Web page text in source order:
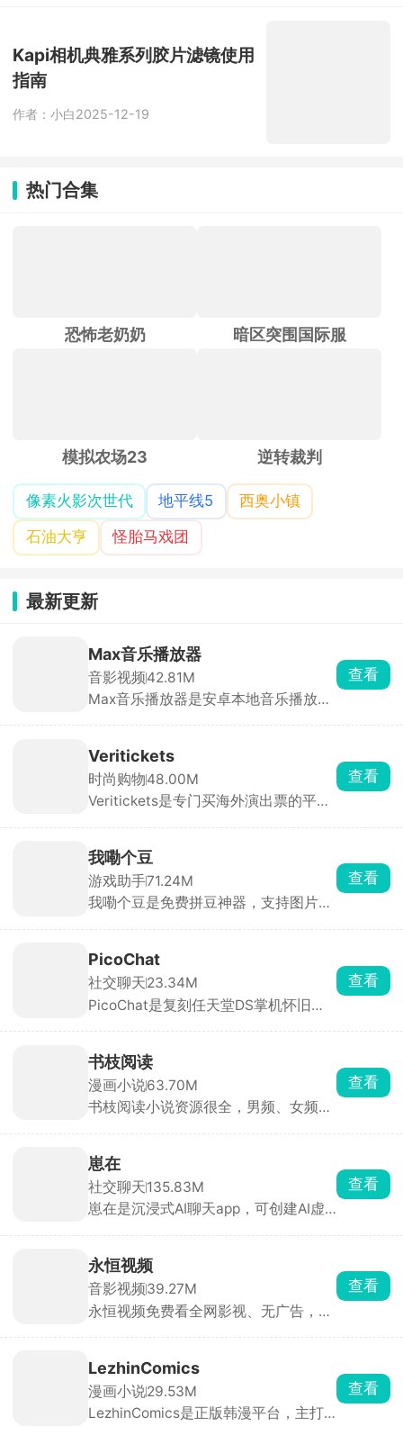
明展示，租中出现问题客服10分钟内响
应，租后自动解绑，全程无后顾之忧。
Kapi相机典雅系列胶片滤镜使用
指南
作者：小白2025-12-19
热门合集
恐怖老奶奶 暗区突围国际服
模拟农场23 逆转裁判
像素火影次世代 地平线5
西奥小镇
石油大亨
怪胎马戏团
最新更新
Max音乐播放器
音影视频42.81M
Max音乐播放器是安卓本地音乐播放
强、音质好。界面干净，无开屏、弹窗
与信息流广告，听歌无干扰。
查看
Veritickets
时尚购物48.00M
Veritickets是专门买海外演出票的平
方便。承诺假票 / 无法入场全额退款 +
赔票价，电子票直接存在APP里，现场
扫码进。适合经常看港澳台、日韩、欧
美演唱会，怕买到假票、嫌官方难抢的
查看
我嘞个豆
游戏助手71.24M
我嘞个豆是免费拼豆神器，支持图片AI
度、局部放大，大幅降低拼豆难度。可
手绘像素画、自动统计豆子用量、管理
库存。带灵感社区可浏览分享作品，是
拼豆爱好者必备工具。
查看
PicoChat
社交聊天23.34M
PicoChat是复刻任天堂DS掌机怀旧聊
emoji，能手写、涂鸦、插表情，还能
撤销、存收藏，和原版 PictoChat 一模
一样。
查看
书枝阅读
漫画小说63.70M
书枝阅读小说资源很全，男频、女频、
载和免费听书，还有书友社区，能一起
聊剧情、分享好书，适合喜欢看小说的
人。
查看
崽在
社交聊天135.83M
崽在是沉浸式AI聊天app，可创建AI虚
结局。不满意就能随时调整，从人设到
声音全都是可控的，专属感强。
查看
永恒视频
音影视频39.27M
永恒视频免费看全网影视、无广告，聚
演搜索，基本搜啥有啥，拥有一个app
就能看遍全网影视。
查看
LezhinComics
漫画小说29.53M
LezhinComics是正版韩漫平台，主打
查看